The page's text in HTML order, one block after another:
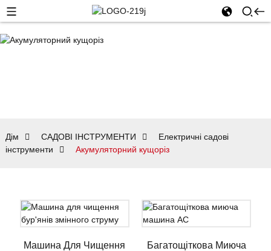
Дім САДОВІ ІНСТРУМЕНТИ
Електричні садові
інструменти
Акумуляторний кущоріз
Машина Для Чищення
Багатощіткова Миюча